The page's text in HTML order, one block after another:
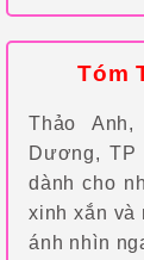
Tóm
Thảo
Dương,
dành cho
xinh xắn và
ánh nhìn